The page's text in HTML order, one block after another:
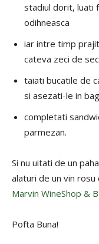
stadiul dorit, luati
odihneasca
iar intre timp
cateva zeci de
taiati bucatile de
si asezati-le in
completati
parmezan.
Si nu uitati de un
alaturi de un vin rosu
Marvin WineShop &
Pofta Buna!